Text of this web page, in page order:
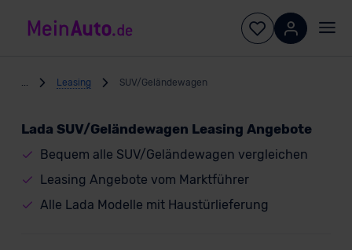
Leasing SUV/Geländewagen
Lada SUV/Geländewagen Leasing Angebote
Bequem alle SUV/Geländewagen vergleichen
Leasing Angebote vom Marktführer
Alle Lada Modelle mit Haustürlieferung